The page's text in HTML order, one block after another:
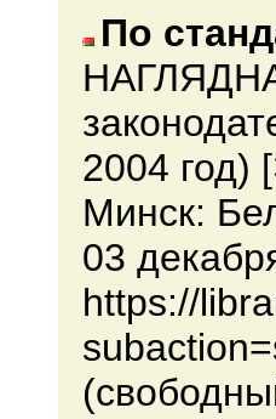
По
2004 год)
Минск:
03
https://